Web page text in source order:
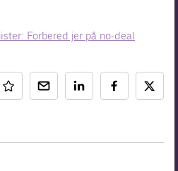
Forbered jer på no-deal